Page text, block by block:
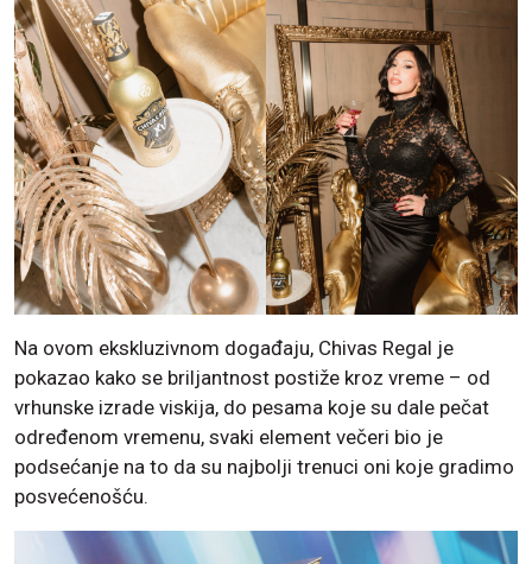
Na ovom ekskluzivnom događaju, Chivas Regal je
pokazao kako se briljantnost postiže kroz vreme – od
vrhunske izrade viskija, do pesama koje su dale pečat
određenom vremenu, svaki element večeri bio je
podsećanje na to da su najbolji trenuci oni koje gradimo
posvećenošću.